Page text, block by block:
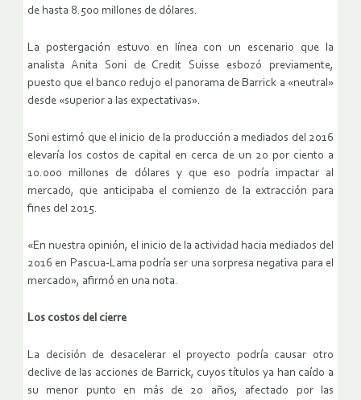
de hasta 8.500 millones de dólares.
La postergación estuvo en línea con un escenario que la
analista Anita Soni de Credit Suisse esbozó previamente,
puesto que el banco redujo el panorama de Barrick a «neutral»
desde «superior a las expectativas».
Soni estimó que el inicio de la producción a mediados del 2016
elevaría los costos de capital en cerca de un 20 por ciento a
10.000 millones de dólares y que eso podría impactar al
mercado, que anticipaba el comienzo de la extracción para
fines del 2015.
«En nuestra opinión, el inicio de la actividad hacia mediados del
2016 en Pascua-Lama podría ser una sorpresa negativa para el
mercado», afirmó en una nota.
Los costos del cierre
La decisión de desacelerar el proyecto podría causar otro
declive de las acciones de Barrick, cuyos títulos ya han caído a
su menor punto en más de 20 años, afectado por las